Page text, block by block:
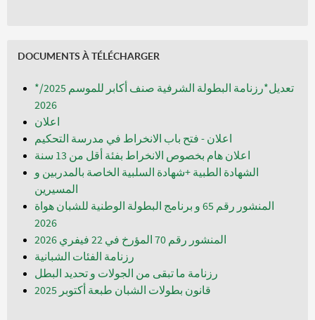
DOCUMENTS À TÉLÉCHARGER
*تعديل*رزنامة البطولة الشرفية صنف أكابر للموسم 2025/
2026
اعلان
اعلان - فتح باب الانخراط في مدرسة التحكيم
اعلان هام بخصوص الانخراط بفئة أقل من 13 سنة
الشهادة الطبية +شهادة السلبية الخاصة بالمدربين و
المسيرين
المنشور رقم 65 و برنامج البطولة الوطنية للشبان هواة
المنشور رقم 70 المؤرخ في 22 فيفري 2026
رزنامة الفئات الشبانية
رزنامة ما تبقى من الجولات و تحديد البطل
قانون بطولات الشبان طبعة أكتوبر 2025